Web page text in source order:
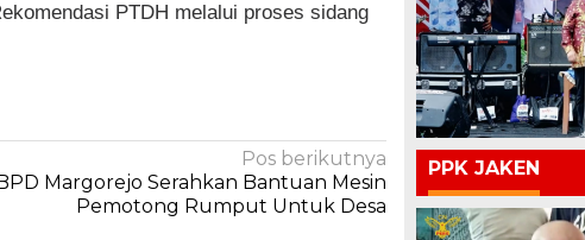
PTDH melalui proses sidang
Pos berikutnya
Margorejo Serahkan Bantuan Mesin
Pemotong Rumput Untuk Desa
PPK JAKEN